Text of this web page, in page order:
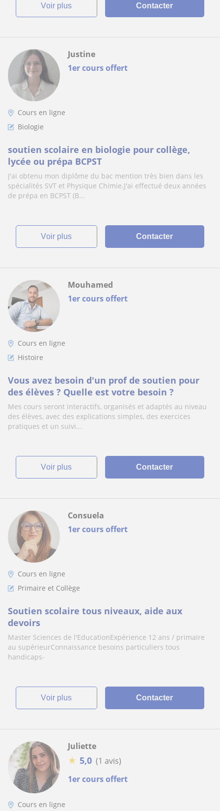
voir plus Contacter
1er cours offert
Justine
Cours en ligne
Biologie
soutien scolaire en biologie pour collège,
lycée ou prépa BCPST
J'ai obtenu mon diplôme du bac mention très bien dans les
spécialités SVT et Physique Chimie.J'ai effectué deux années
de prépa en BCPST (B...
voir plus Contacter
1er cours offert
Mouhamed
Cours en ligne
Histoire
Vous avez besoin d'un prof de soutien pour
des élèves ? Quelle est votre besoin ?
Mes cours seront interactifs, organisés et adaptés au niveau
des élèves, avec des explications simples, des exercices
pratiques et un suivi...
voir plus Contacter
1er cours offert
Consuela
Cours en ligne
Primaire et Collège
Soutien scolaire tous niveaux, aide aux
devoirs
Master Sciences de l'EducationExpérience 12 ans / primaire
au supérieurConnaissance besoins particuliers tous
handicaps-
voir plus Contacter
1er cours offert
Juliette
★ 5,0 (1 avis)
Cours en ligne